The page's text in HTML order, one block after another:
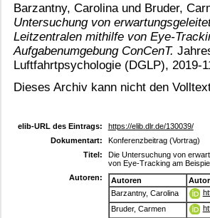
Barzantny, Carolina und Bruder,
Untersuchung von
Leitzentralen mithilfe von Eye-
Aufgabenumgebung ConCenT.
Luftfahrtpsychologie (DGLP), 2019-
Dieses Archiv kann nicht den
elib-URL des Eintrags:
https://elib.dlr.de/130039/
Dokumentart:
Konferenzbeitrag (Vortrag)
Titel:
Die Untersuchung von
von Eye-Tracking am
Autoren:
Autoren
Barzantny, Carolina
Bruder, Carmen